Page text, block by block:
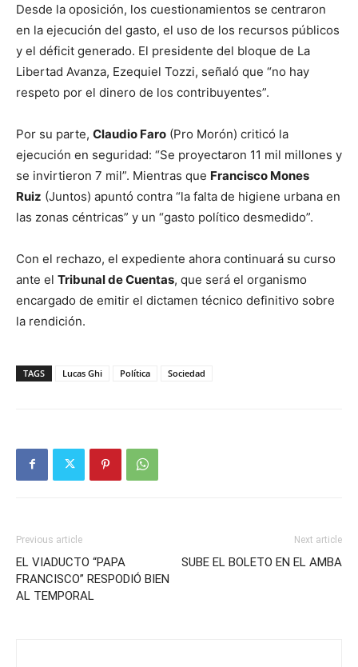
Desde la oposición, los cuestionamientos se centraron
en la ejecución del gasto, el uso de los recursos públicos
y el déficit generado. El presidente del bloque de La
Libertad Avanza, Ezequiel Tozzi, señaló que “no hay
respeto por el dinero de los contribuyentes”.
Por su parte, Claudio Faro (Pro Morón) criticó la
ejecución en seguridad: “Se proyectaron 11 mil millones y
se invirtieron 7 mil”. Mientras que Francisco Mones
Ruiz (Juntos) apuntó contra “la falta de higiene urbana en
las zonas céntricas” y un “gasto político desmedido”.
Con el rechazo, el expediente ahora continuará su curso
ante el Tribunal de Cuentas, que será el organismo
encargado de emitir el dictamen técnico definitivo sobre
la rendición.
TAGS Lucas Ghi Política Sociedad
Previous article
EL VIADUCTO “PAPA
FRANCISCO” RESPODIÓ BIEN
AL TEMPORAL
Next article
SUBE EL BOLETO EN EL AMBA